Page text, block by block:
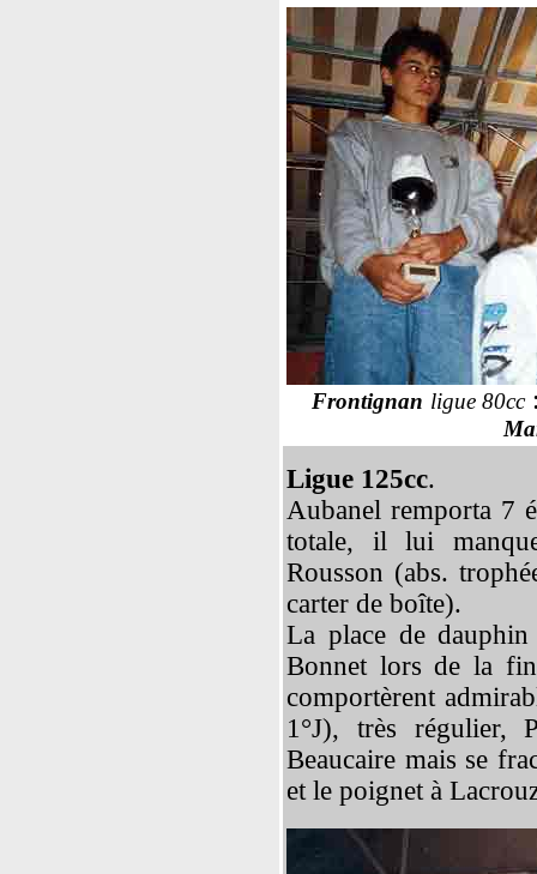
Frontignan ligue 80cc
Ligue 125cc.
Aubanel remporta 7
totale, il lui
Rousson (abs.
carter de boîte).
La place de
Bonnet lors de la
comportèrent
1°J), très régulier,
Beaucaire mais se
et le poignet à